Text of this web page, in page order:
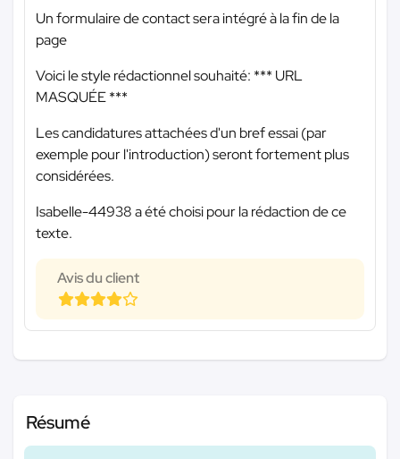
Un formulaire de contact sera intégré à la fin de la
page
Voici le style rédactionnel souhaité: *** URL
MASQUÉE ***
Les candidatures attachées d'un bref essai (par
exemple pour l'introduction) seront fortement plus
considérées.
Isabelle-44938 a été choisi pour la rédaction de ce
texte.
Avis du client
Résumé